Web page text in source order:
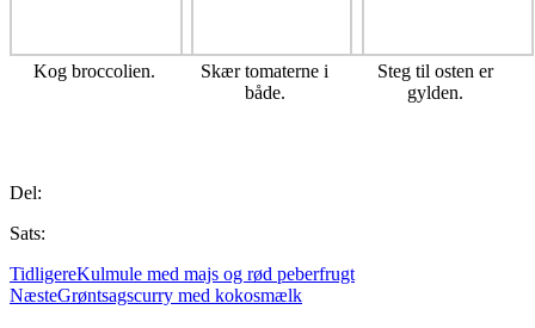
Kog broccolien.
Skær tomaterne i
både.
Steg til osten er
gylden.
Del:
Sats:
TidligereKulmule med majs og rød peberfrugt
NæsteGrøntsagscurry med kokosmælk